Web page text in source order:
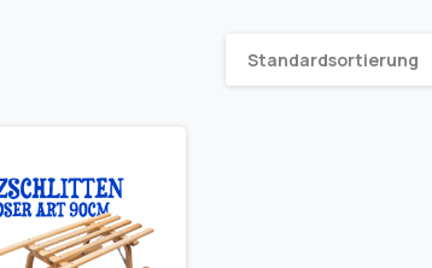
Standardsortierung